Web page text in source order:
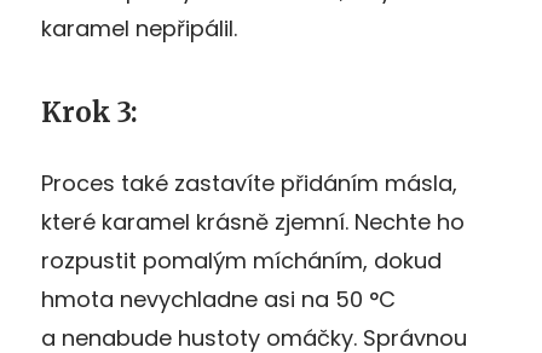
karamel nepřipálil.
Krok 3:
Proces také zastavíte přidáním másla,
které karamel krásně zjemní. Nechte ho
rozpustit pomalým mícháním, dokud
hmota nevychladne asi na 50 °C
a nenabude hustoty omáčky. Správnou